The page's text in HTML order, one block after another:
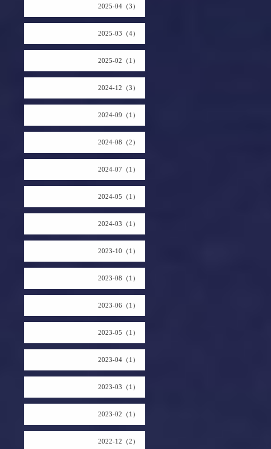
2025-04（3）
2025-03（4）
2025-02（1）
2024-12（3）
2024-09（1）
2024-08（2）
2024-07（1）
2024-05（1）
2024-03（1）
2023-10（1）
2023-08（1）
2023-06（1）
2023-05（1）
2023-04（1）
2023-03（1）
2023-02（1）
2022-12（2）